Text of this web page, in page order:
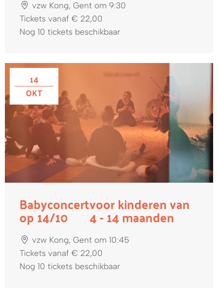
vzw Kong, Gent om 9:30
Tickets vanaf € 22,00
Nog 10 tickets beschikbaar
14
OKT
Babyconcert
op 14/10
voor kinderen van
4 - 14 maanden
vzw Kong, Gent om 10:45
Tickets vanaf € 22,00
Nog 10 tickets beschikbaar